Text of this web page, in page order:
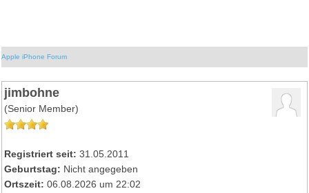
Apple iPhone Forum
jimbohne
(Senior Member)
Registriert seit: 31.05.2011
Geburtstag: Nicht angegeben
Ortszeit: 06.08.2026 um 22:02